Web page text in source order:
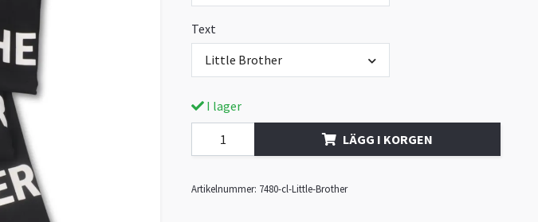
Text
Little Brother
I lager
LÄGG I KORGEN
Artikelnummer: 7480-cl-Little-Brother